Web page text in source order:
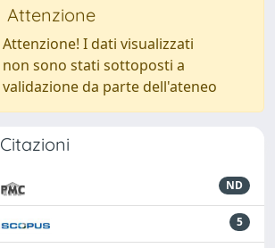
Attenzione
Attenzione! I dati visualizzati
non sono stati sottoposti a
validazione da parte dell'ateneo
Citazioni
ND
5